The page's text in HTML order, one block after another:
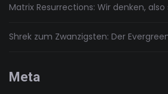
Matrix Resurrections: Wir denken, also
Shrek zum Zwanzigsten: Der
Meta